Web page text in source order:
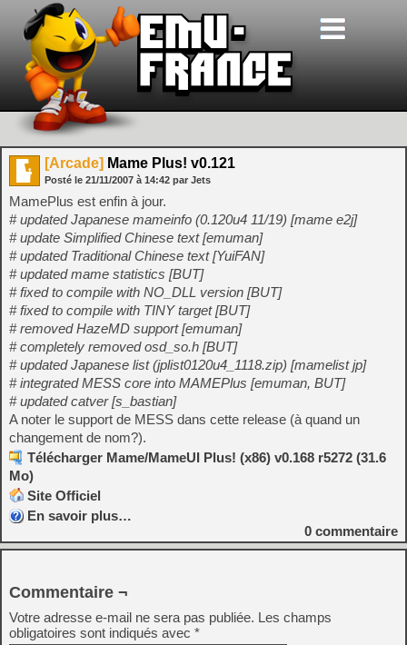
[Arcade] Mame Plus! v0.121
Posté le 21/11/2007 à 14:42 par Jets
MamePlus est enfin à jour.
# updated Japanese mameinfo (0.120u4 11/19) [mame e2j]
# update Simplified Chinese text [emuman]
# updated Traditional Chinese text [YuiFAN]
# updated mame statistics [BUT]
# fixed to compile with NO_DLL version [BUT]
# fixed to compile with TINY target [BUT]
# removed HazeMD support [emuman]
# completely removed osd_so.h [BUT]
# updated Japanese list (jplist0120u4_1118.zip) [mamelist jp]
# integrated MESS core into MAMEPlus [emuman, BUT]
# updated catver [s_bastian]
A noter le support de MESS dans cette release (à quand un
changement de nom?).
Télécharger Mame/MameUI Plus! (x86) v0.168 r5272 (31.6
Mo)
Site Officiel
En savoir plus…
0 commentaire
Commentaire ¬
Votre adresse e-mail ne sera pas publiée. Les champs
obligatoires sont indiqués avec *